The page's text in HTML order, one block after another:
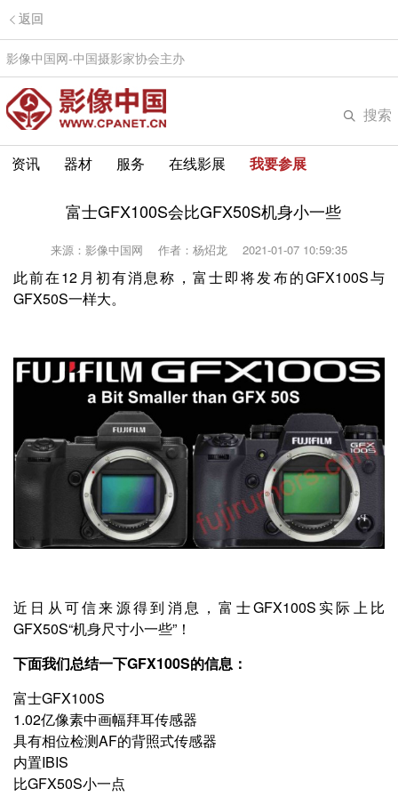
返回
影像中国网-中国摄影家协会主办
搜索
资讯 器材 服务 在线影展 我要参展
富士GFX100S会比GFX50S机身小一些
来源：影像中国网 作者：杨炤龙 2021-01-07 10:59:35
此前在12月初有消息称，富士即将发布的GFX100S与
GFX50S一样大。
近日从可信来源得到消息，富士GFX100S实际上比
GFX50S“机身尺寸小一些”！
下面我们总结一下GFX100S的信息：
富士GFX100S
1.02亿像素中画幅拜耳传感器
具有相位检测AF的背照式传感器
内置IBIS
比GFX50S小一点